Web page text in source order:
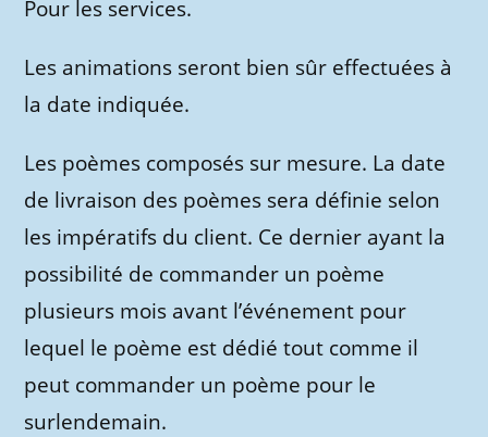
Pour les services.
Les animations seront bien sûr effectuées à
la date indiquée.
Les poèmes composés sur mesure. La date
de livraison des poèmes sera définie selon
les impératifs du client. Ce dernier ayant la
possibilité de commander un poème
plusieurs mois avant l’événement pour
lequel le poème est dédié tout comme il
peut commander un poème pour le
surlendemain.